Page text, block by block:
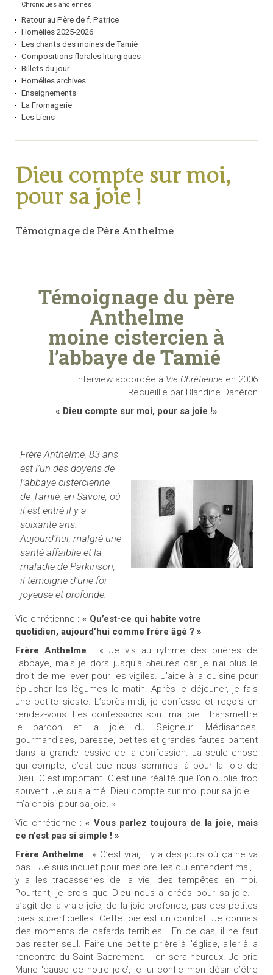
Chroniques anciennes
Retour au Père de f. Patrice
Homélies 2025-2026
Les chants des moines de Tamié
Compositions florales liturgiques
Billets du jour
Homélies archives
Enseignements
La Fromagerie
Les Liens
Dieu compte sur moi,
pour sa joie !
Témoignage de Père Anthelme
Témoignage du père
Anthelme
moine cistercien à
l’abbaye de Tamié
Interview accordée à Vie Chrétienne en 2006
Recueillie par Blandine Dahéron
« Dieu compte sur moi, pour sa joie !»
Frère Anthelme, 83 ans
est l’un des doyens de
l’abbaye cistercienne
de Tamié, en Savoie, où
il est entré il y a
soixante ans.
Aujourd’hui, malgré une
santé affaiblie et la
maladie de Parkinson,
il témoigne d’une foi
joyeuse et profonde.
Vie chrétienne : « Qu’est-ce qui habite votre
quotidien, aujourd’hui comme frère âgé ? »
Frère Anthelme : « Je vis au rythme des prières de
l’abbaye, mais je dors jusqu’à 5heures car je n’ai plus le
droit de me lever pour les vigiles. J’aide à la cuisine pour
éplucher les légumes le matin. Après le déjeuner, je fais
une petite sieste. L’après-midi, je confesse et reçois en
rendez-vous. Les confessions sont ma joie : transmettre
le pardon et la joie du Seigneur. Médisances,
gourmandises, paresse, petites et grandes fautes partent
dans la grande lessive de la confession. La seule chose
qui compte, c’est que nous sommes là pour la joie de
Dieu. C’est important. C’est une réalité que l’on oublie trop
souvent. Je suis aimé. Dieu compte sur moi pour sa joie. Il
m’a choisi pour sa joie. »
Vie chrétienne : « Vous parlez toujours de la joie, mais
ce n’est pas si simple ! »
Frère Anthelme : « C’est vrai, il y a des jours où ça ne va
pas… Je suis inquiet pour mes oreilles qui entendent mal, il
y a les tracasseries de la vie, des tempêtes en moi.
Pourtant, je crois que Dieu nous a créés pour sa joie. Il
s’agit de la vraie joie, de la joie profonde, pas des petites
joies superficielles. Cette joie est un combat. Je connais
des moments de cafards terribles… En ce cas, il ne faut
pas rester seul. Faire une petite prière à l’église, aller à la
rencontre du Saint Sacrement. Il en sera heureux. Je prie
Marie ‘cause de notre joie’, je lui confie mon désir d’être